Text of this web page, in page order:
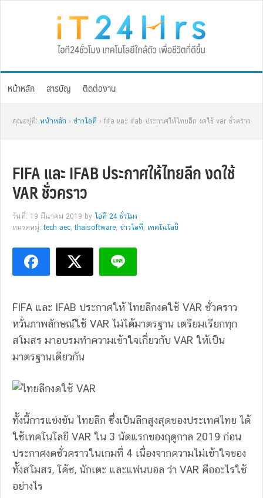
หน้าหลัก สารบัญ ติดต่องาน
คุณอยู่ที่: หน้าหลัก › ข่าวไอที › fifa และ ifab ประกาศให้ไทยลีก งดใช้ var ชั่วคราว
FIFA และ IFAB ประกาศให้ไทยลีก งดใช้
VAR ชั่วคราว
วันที่: 19 มีนาคม 2019 by ไอที 24 ชั่วโมง
หมวดหมู่:tech aec,thaisoftware, ข่าวไอที, เทคโนโลยี
FIFA และ IFAB ประกาศให้ ไทยลีกงดใช้ VAR ชั่วคราว
หวั่นภาพลักษณ์ใช้ VAR ไม่ได้มาตรฐาน เตรียมเรียกทุก
สโมสร มาอบรมทำความเข้าใจเกี่ยวกับ VAR ให้เป็น
มาตรฐานเดียวกัน
ทั้งนี้การแข่งขัน ไทยลีก ซึ่งเป็นลีกสูงสุดของประเทศไทย ได้
ใช้เทคโนโลยี VAR ใน 3 นัดแรกของฤดูกาล 2019 ก่อน
ประกาศงดชั่วคราวในเกมที่ 4 เนื่องจากความไม่เข้าใจของ
ทั้งสโมสร, โค้ช, นักเตะ และแฟนบอล ว่า VAR คืออะไรใช้
อย่างไร